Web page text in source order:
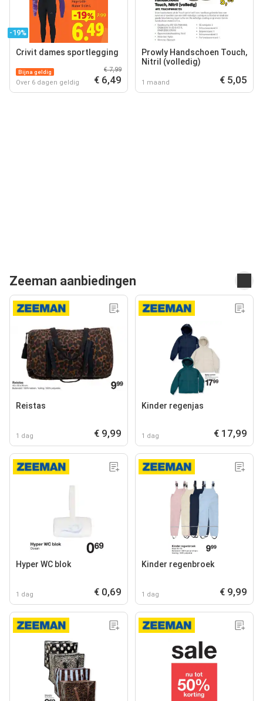
-19%
Crivit dames sportlegging
Bijna geldig
Over 6 dagen geldig
€ 7,99
€ 6,49
Prowly Handschoen Touch,
Nitril (volledig)
1 maand € 5,05
Zeeman aanbiedingen
Reistas
1 dag € 9,99
Kinder regenjas
1 dag € 17,99
Hyper WC blok
1 dag € 0,69
Kinder regenbroek
1 dag € 9,99